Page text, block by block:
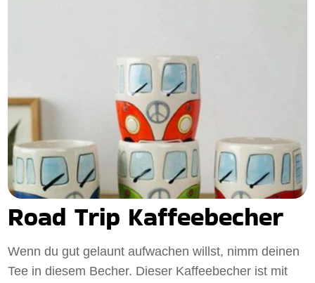
Road Trip Kaffeebecher
Wenn du gut gelaunt aufwachen willst, nimm deinen
Tee in diesem Becher. Dieser Kaffeebecher ist mit